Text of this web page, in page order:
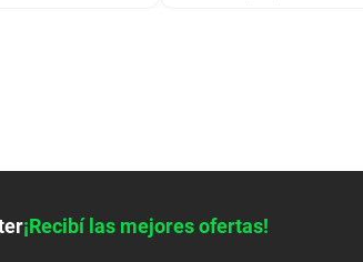
¡Recibí las mejores ofertas!